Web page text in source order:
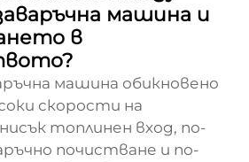
машина и
в
машина обикновено
скорости на
топлинен вход, по-
почистване и по-